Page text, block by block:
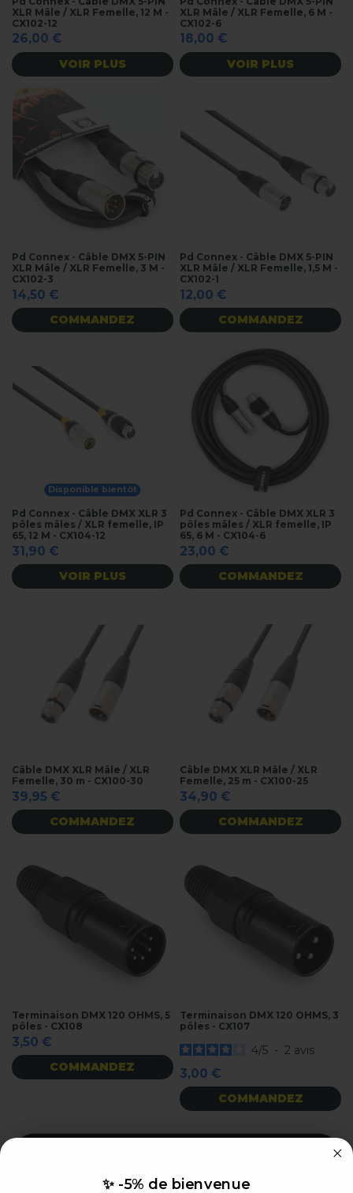
XLR Mâle / XLR Femelle, 12 M -
CX102-12
26,00 €
VOIR PLUS
XLR Mâle / XLR Femelle, 6 M -
CX102-6
18,00 €
VOIR PLUS
Pd Connex - Câble DMX 5-PIN
XLR Mâle / XLR Femelle, 3 M -
CX102-3
14,50 €
COMMANDEZ
Pd Connex - Câble DMX 5-PIN
XLR Mâle / XLR Femelle, 1,5 M -
CX102-1
12,00 €
COMMANDEZ
Disponible bientôt
Pd Connex - Câble DMX XLR 3
pôles mâles / XLR femelle, IP
65, 12 M - CX104-12
31,90 €
VOIR PLUS
Pd Connex - Câble DMX XLR 3
pôles mâles / XLR femelle, IP
65, 6 M - CX104-6
23,00 €
COMMANDEZ
Câble DMX XLR Mâle / XLR
Femelle, 30 m - CX100-30
39,95 €
COMMANDEZ
Câble DMX XLR Mâle / XLR
Femelle, 25 m - CX100-25
34,90 €
COMMANDEZ
Terminaison DMX 120 OHMS, 5
pôles - CX108
3,50 €
COMMANDEZ
Terminaison DMX 120 OHMS, 3
pôles - CX107
4/5 - 2 avis
3,00 €
COMMANDEZ
✨ -5% de bienvenue